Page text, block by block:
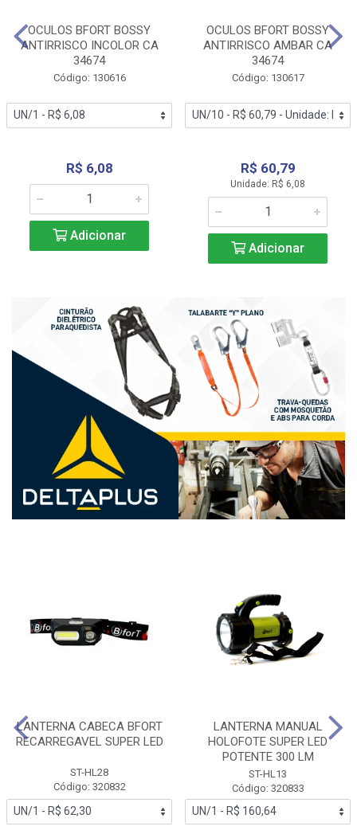
OCULOS BFORT BOSSY
ANTIRRISCO INCOLOR CA
34674
Código: 130616
R$ 6,08
Adicionar
OCULOS BFORT BOSSY
ANTIRRISCO AMBAR CA
34674
Código: 130617
R$ 60,79
Unidade: R$ 6,08
Adicionar
LANTERNA CABECA BFORT
RECARREGAVEL SUPER LED
ST-HL28
Código: 320832
LANTERNA MANUAL
HOLOFOTE SUPER LED
POTENTE 300 LM
ST-HL13
Código: 320833